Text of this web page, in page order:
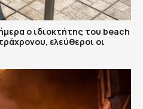
ο ιδιοκτήτης του beach
ελεύθεροι οι